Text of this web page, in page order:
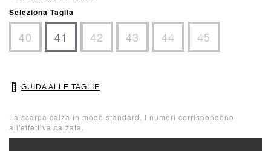
Seleziona Taglia
40 41 42 43 44 45
GUIDA ALLE TAGLIE
La scarpa calza in modo standard. I numeri corrispondono
all'effettiva calzata.